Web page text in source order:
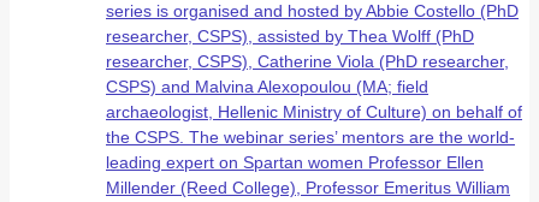
series is organised and hosted by Abbie Costello (PhD
researcher, CSPS), assisted by Thea Wolff (PhD
researcher, CSPS), Catherine Viola (PhD researcher,
CSPS) and Malvina Alexopoulou (MA; field
archaeologist, Hellenic Ministry of Culture) on behalf of
the CSPS. The webinar series’ mentors are the world-
leading expert on Spartan women Professor Ellen
Millender (Reed College), Professor Emeritus William